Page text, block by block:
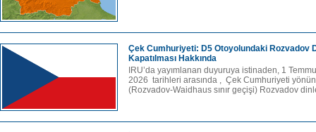
Çek Cumhuriyeti: D5 Otoyolundaki Rozvadov
Kapatılması Hakkında
IRU’da yayımlanan duyuruya istinaden, 1
2026 tarihleri ​​arasında , Çek Cumhuriyeti
(Rozvadov-Waidhaus sınır geçişi) Rozvadov